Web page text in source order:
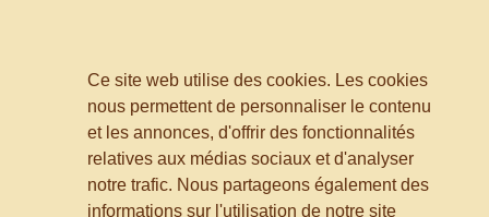
Ce site web utilise des cookies. Les cookies
nous permettent de personnaliser le contenu
et les annonces, d'offrir des fonctionnalités
relatives aux médias sociaux et d'analyser
notre trafic. Nous partageons également des
informations sur l'utilisation de notre site
Les infusions et thés 
Les Infuthés 